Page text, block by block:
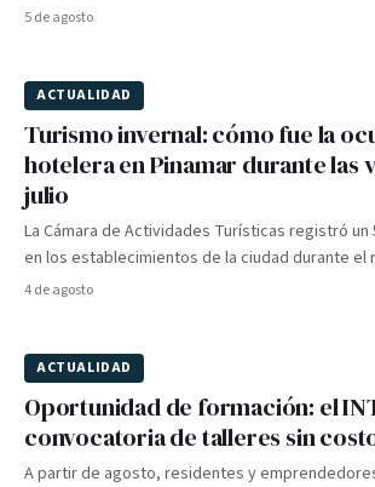
5 de agosto
ACTUALIDAD
Turismo invernal: cómo fue la
hotelera en Pinamar durante las
julio
La Cámara de Actividades Turísticas registró
en los establecimientos de la ciudad durante el
4 de agosto
ACTUALIDAD
Oportunidad de formación: el
convocatoria de talleres sin
A partir de agosto, residentes y